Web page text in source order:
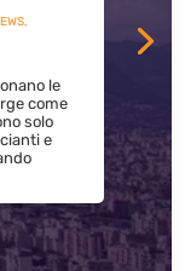
,
le
come
solo
e